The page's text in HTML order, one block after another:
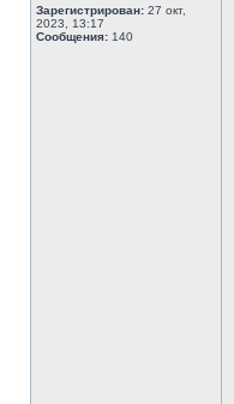
Зарегистрирован: 27 окт,
2023, 13:17
Сообщения: 140